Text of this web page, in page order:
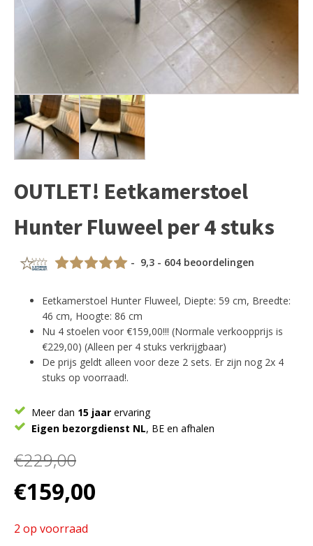
OUTLET! Eetkamerstoel
Hunter Fluweel per 4 stuks
- 9,3 - 604 beoordelingen
Eetkamerstoel Hunter Fluweel, Diepte: 59 cm, Breedte:
46 cm, Hoogte: 86 cm
Nu 4 stoelen voor €159,00!!! (Normale verkoopprijs is
€229,00) (Alleen per 4 stuks verkrijgbaar)
De prijs geldt alleen voor deze 2 sets. Er zijn nog 2x 4
stuks op voorraad!.
Meer dan 15 jaar ervaring
Eigen bezorgdienst NL, BE en afhalen
€229,00
Oorspronkelijke
prijs
€229,00.
€159,00
2 op voorraad